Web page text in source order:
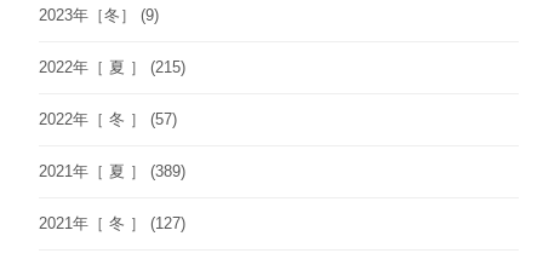
2023年［冬］ (9)
2022年［ 夏 ］ (215)
2022年［ 冬 ］ (57)
2021年［ 夏 ］ (389)
2021年［ 冬 ］ (127)